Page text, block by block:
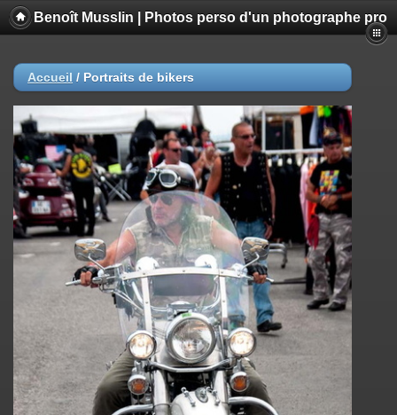
Benoît Musslin | Photos perso d'un photographe pro
Accueil / Portraits de bikers